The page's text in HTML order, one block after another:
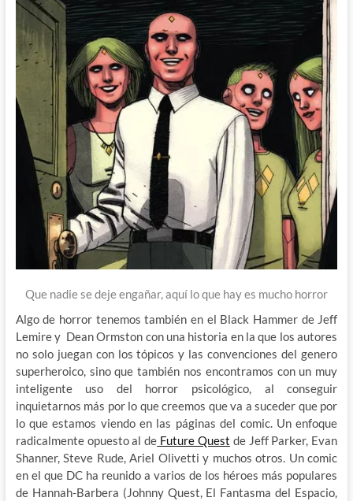
Que nadie se deje engañar, aquí lo que hay es mucho horror
Algo de horror tenemos también en el Black Hammer de Jeff
Lemire y Dean Ormston con una historia en la que los autores
no solo juegan con los tópicos y las convenciones del genero
superheroico, sino que también nos encontramos con un muy
inteligente uso del horror psicológico, al conseguir
inquietarnos más por lo que creemos que va a suceder que por
lo que estamos viendo en las páginas del comic. Un enfoque
radicalmente opuesto al de Future Quest de Jeff Parker, Evan
Shanner, Steve Rude, Ariel Olivetti y muchos otros. Un comic
en el que DC ha reunido a varios de los héroes más populares
de Hannah-Barbera (Johnny Quest, El Fantasma del Espacio,